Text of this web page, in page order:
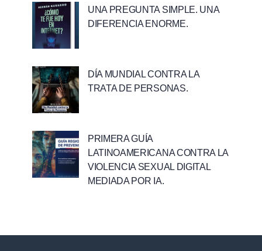
UNA PREGUNTA SIMPLE. UNA
DIFERENCIA ENORME.
DÍA MUNDIAL CONTRA LA
TRATA DE PERSONAS.
PRIMERA GUÍA
LATINOAMERICANA CONTRA LA
VIOLENCIA SEXUAL DIGITAL
MEDIADA POR IA.